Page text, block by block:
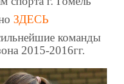
ЗДЕСЬ
команды
2015-2016гг.